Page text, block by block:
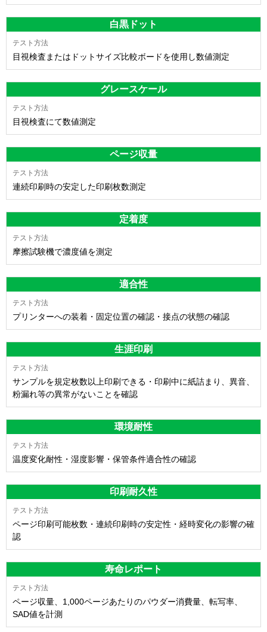
白黒ドット
目視検査またはドットサイズ比較ボードを使用し数値測定
グレースケール
目視検査にて数値測定
ページ収量
連続印刷時の安定した印刷枚数測定
定着度
摩擦試験機で濃度値を測定
適合性
プリンターへの装着・固定位置の確認・接点の状態の確認
生涯印刷
サンプルを規定枚数以上印刷できる・印刷中に紙詰まり、異音、
粉漏れ等の異常がないことを確認
環境耐性
温度変化耐性・湿度影響・保管条件適合性の確認
印刷耐久性
ページ印刷可能枚数・連続印刷時の安定性・経時変化の影響の確
認
寿命レポート
ページ収量、1,000ページあたりのパウダー消費量、転写率、
SAD値を計測